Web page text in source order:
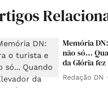
Memória
não só...
da Glória fez
Redação DN